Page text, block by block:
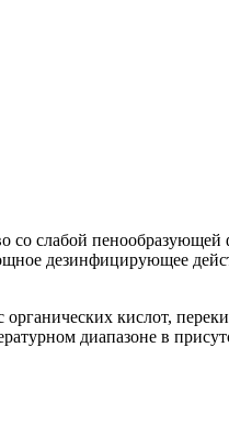
слабой пенообразующей
дезинфицирующее
кислот,
диапазоне в